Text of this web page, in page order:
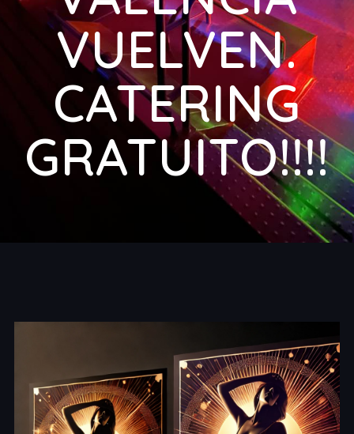
VUELVEN.
CATERING
GRATUITO!!!!